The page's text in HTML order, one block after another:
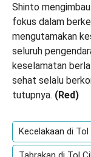
Shinto
fokus dalam
mengutamakan
seluruh
keselamatan
sehat selalu
tutupnya. (Red)
Kecelakaan di